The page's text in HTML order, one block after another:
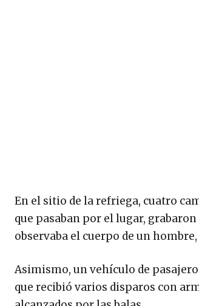
En el sitio de la refriega, cuatro
que pasaban por el lugar,
observaba el cuerpo de un
Asimismo, un vehículo de
que recibió varios disparos con